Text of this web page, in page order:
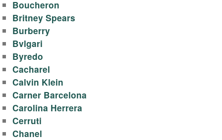
y
-
п
р
о
д
Boucheron
Britney Spears
Burberry
Bvlgari
Byredo
Cacharel
Calvin Klein
Carner Barcelona
Carolina Herrera
Cerruti
Chanel